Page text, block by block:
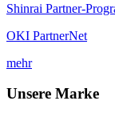
Shinrai Partner-
OKI PartnerNet
mehr
Unsere Marke